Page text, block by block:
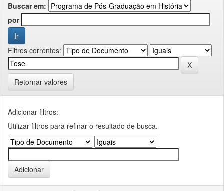
Buscar em:
por
Filtros correntes:
Retornar valores
Adicionar filtros:
Utilizar filtros para refinar o resultado de busca.